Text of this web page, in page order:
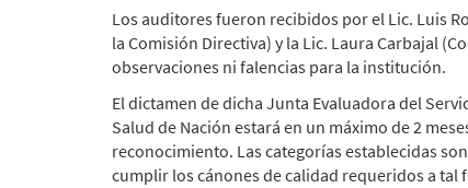
Los auditores fueron recibidos por el Lic. Luis
la Comisión Directiva) y la Lic. Laura Carbajal
observaciones ni falencias para la institución.
El dictamen de dicha Junta Evaluadora del
Salud de Nación estará en un máximo de 2
reconocimiento. Las categorías establecidas
cumplir los cánones de calidad requeridos a tal